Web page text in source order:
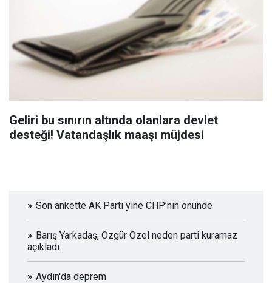
Geliri bu sınırın altında olanlara devlet
desteği! Vatandaşlık maaşı müjdesi
Son ankette AK Parti yine CHP’nin önünde
Barış Yarkadaş, Özgür Özel neden parti kuramaz
açıkladı
Aydın'da deprem